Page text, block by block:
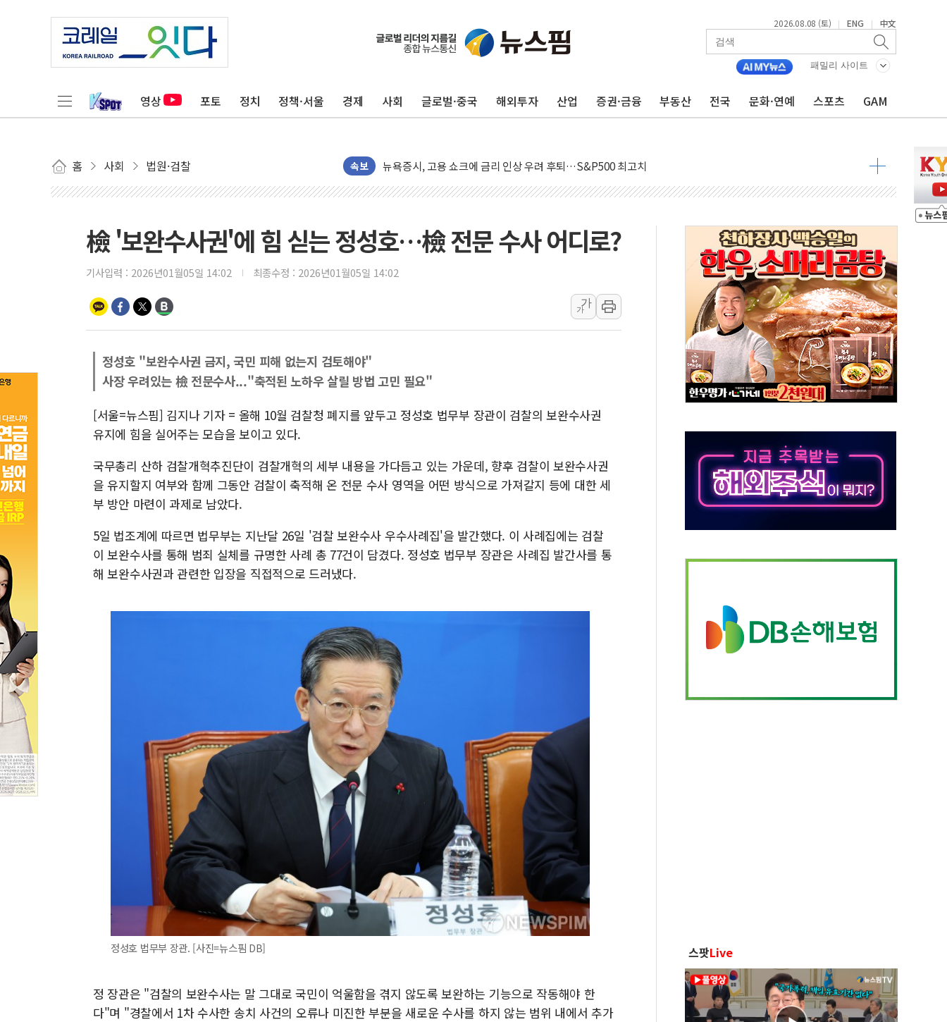
2026.08.08 (토) | ENG | 中文
패밀리 사이트
영상 포토 정치 정책·서울 경제 사회 글로벌·중국 해외투자 산업 증권·금융 부동산 전국 문화·연예 스포츠 GAM
홈 사회 법원·검찰 속보
민주, 오늘 제주·인천 경선 결과 발표...'김민석 재역전 vs 정청래 격차 확대'
한상협, 업계 개인정보 보안 새판 짠다…'자율규제단체' 타진
트럼프, 쿡 연준 이사 해임 재추진…"26일까지 의혹 소명" 요구
유럽증시, 美 고용 예상 밖 부진에 연준 금리 인상 가능성 낮아지며 상승… STOXX 600 지수는 나흘 연속 최고치
[종합] 이슬람 수니파 3국, '공동방위협정' 체결… 이스라엘·이란 위협에 맞설 자체 억지력 강화
트럼프, 백신·자폐증 행정명령 검토…"이르면 다음 주"
美 항소법원, 백악관 무도회장 공사 중단 명령…트럼프 제동
이란 핵심 원유 수출항 '하르그섬', 최근 1주일 이상 '올스톱'… 美 해상봉쇄 영향
美 고용 쇼크에 엔화 장중 급등…시장은 "또 개입했나" 촉각
[AI MY 뉴스] 뉴욕 반도체주 프리뷰...美 고용 쇼크에 반도체주 '활짝'
뉴욕증시 프리뷰, 美 고용 쇼크에 금리 인상 우려 후퇴…나스닥 선물 1%대 상승
[종합] 美 7월 고용 2만3000명 감소 '쇼크'…9월 금리 인상 기대 후퇴
뉴욕증시 개장 전 특징주...아틀라시안·클라우드플레어·태양광주↑ VS 트레이드데스크·웬디스↓
트럼프 "금리 내려야"…파월 때와 달리 워시엔 톤 낮춰
특정 정치인 측근 포항시 정책특보 내정설...포항시 '시끌'
李 "해남 태양광, 대한민국 다음 100년 밑거름…수도권 집중 완화 전환점"
檢 '보완수사권'에 힘 싣는 정성호…檢 전문 수사 어디로?
기사입력 : 2026년01월05일 14:02 최종수정 : 2026년01월05일 14:02
가
가
정성호 "보완수사권 금지, 국민 피해 없는지 검토해야"
사장 우려있는 檢 전문수사..."축적된 노하우 살릴 방법 고민 필요"
[서울=뉴스핌] 김지나 기자 = 올해 10월 검찰청 폐지를 앞두고 정성호 법무부 장관이 검찰의 보완수사권
유지에 힘을 실어주는 모습을 보이고 있다.
국무총리 산하 검찰개혁추진단이 검찰개혁의 세부 내용을 가다듬고 있는 가운데, 향후 검찰이 보완수사권
을 유지할지 여부와 함께 그동안 검찰이 축적해 온 전문 수사 영역을 어떤 방식으로 가져갈지 등에 대한 세
부 방안 마련이 과제로 남았다.
5일 법조계에 따르면 법무부는 지난달 26일 '검찰 보완수사 우수사례집'을 발간했다. 이 사례집에는 검찰
이 보완수사를 통해 범죄 실체를 규명한 사례 총 77건이 담겼다. 정성호 법무부 장관은 사례집 발간사를 통
해 보완수사권과 관련한 입장을 직접적으로 드러냈다.
정성호 법무부 장관. [사진=뉴스핌 DB]
정 장관은 "검찰의 보완수사는 말 그대로 국민이 억울함을 겪지 않도록 보완하는 기능으로 작동해야 한
다"며 "경찰에서 1차 수사한 송치 사건의 오류나 미진한 부분을 새로운 수사를 하지 않는 범위 내에서 추가
스팟Live